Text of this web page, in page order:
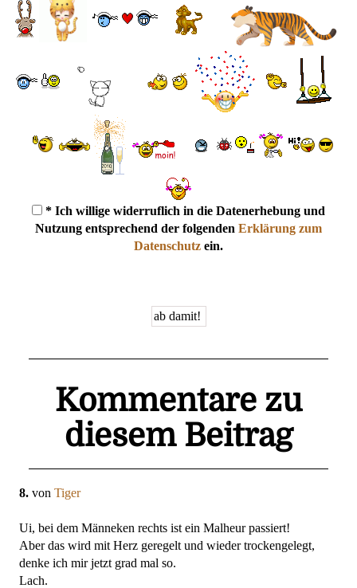
* Ich willige widerruflich in die Datenerhebung und
Nutzung entsprechend der folgenden Erklärung zum
Datenschutz ein.
Kommentare zu
diesem Beitrag
8. von Tiger
Ui, bei dem Männeken rechts ist ein Malheur passiert!
Aber das wird mit Herz geregelt und wieder trockengelegt,
denke ich mir jetzt grad mal so.
Lach.